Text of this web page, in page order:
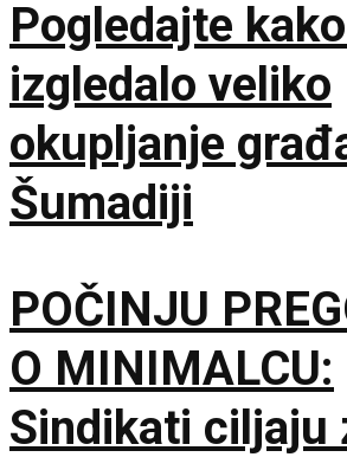
Pogledajte
izgledalo veliko
okupljanje
Šumadiji
POČINJU
O MINIMALCU:
Sindikati ciljaju